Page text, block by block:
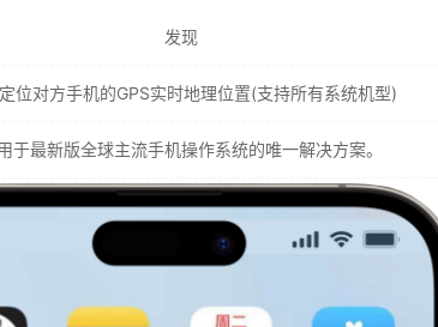
发现
位对方手机的GPS实时地理位置(支持所有系统机型)
于最新版全球主流手机操作系统的唯一解决方案。